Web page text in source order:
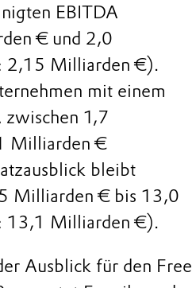
EBITDA
€ und 2,0
Milliarden €).
mit einem
zwischen 1,7
Milliarden €
bleibt
Milliarden € bis 13,0
Milliarden €).
Ausblick für den Free